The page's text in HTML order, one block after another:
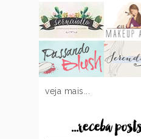
veja mais...
...receba